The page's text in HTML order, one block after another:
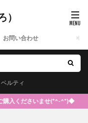
）
お問い合わせ
ベルティ
くださいませ(*^-^*)◆